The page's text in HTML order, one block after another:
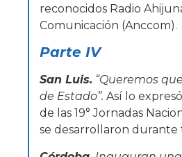
reconocidos Radio
Comunicación (Anccom).
Parte IV
San Luis. “Queremos
de Estado”. Así lo
de las 19° Jornadas
se desarrollaron durante